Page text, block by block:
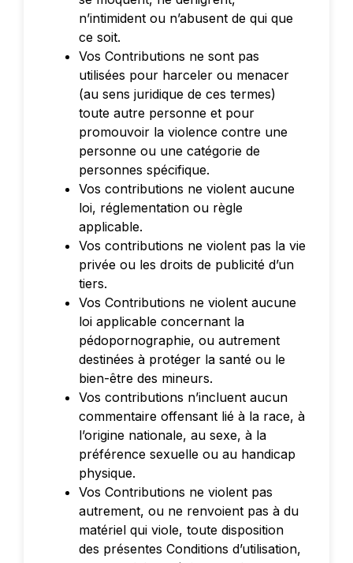
n’intimident ou n’abusent de qui que
ce soit.
Vos Contributions ne sont pas
utilisées pour harceler ou menacer
(au sens juridique de ces termes)
toute autre personne et pour
promouvoir la violence contre une
personne ou une catégorie de
personnes spécifique.
Vos contributions ne violent aucune
loi, réglementation ou règle
applicable.
Vos contributions ne violent pas la vie
privée ou les droits de publicité d’un
tiers.
Vos Contributions ne violent aucune
loi applicable concernant la
pédopornographie, ou autrement
destinées à protéger la santé ou le
bien-être des mineurs.
Vos contributions n’incluent aucun
commentaire offensant lié à la race, à
l’origine nationale, au sexe, à la
préférence sexuelle ou au handicap
physique.
Vos Contributions ne violent pas
autrement, ou ne renvoient pas à du
matériel qui viole, toute disposition
des présentes Conditions d’utilisation,